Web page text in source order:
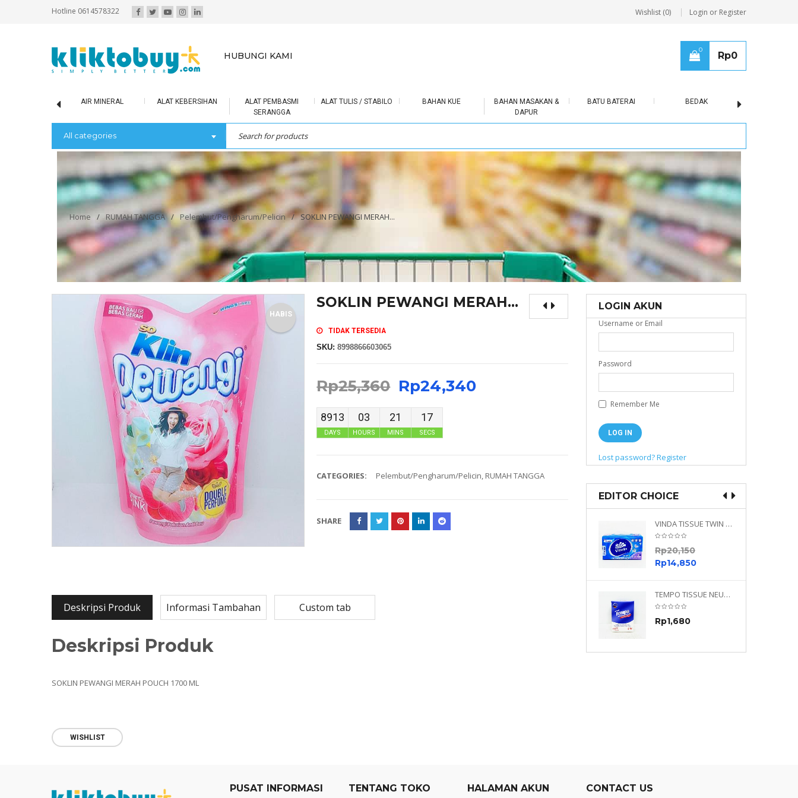
Hotline 0614578322 Wishlist (0) Login or Register
HUBUNGI KAMI
0
Rp0
AIR MINERAL ALAT KEBERSIHAN
ALAT PEMBASMI
SERANGGA
ALAT TULIS / STABILO BAHAN KUE
BAHAN MASAKAN &
DAPUR
BATU BATERAI BEDAK
All categories
Home / RUMAH TANGGA / Pelembut/Pengharum/Pelicin / SOKLIN PEWANGI MERAH...
HABIS
SOKLIN PEWANGI MERAH...
TIDAK TERSEDIA
SKU:8998866603065
Rp25,360 Rp24,340
8913
DAYS
03
HOURS
21
MINS
16
SECS
CATEGORIES: Pelembut/Pengharum/Pelicin, RUMAH TANGGA
SHARE
Deskripsi Produk Informasi Tambahan Custom tab
Deskripsi Produk
SOKLIN PEWANGI MERAH POUCH 1700 ML
WISHLIST
LOGIN AKUN
Username or Email
Password
Remember Me
Lost password?Register
EDITOR CHOICE
Rp93,850
VINDA TISSUE TWIN PACK 2 X 330 S
Rp20,150
Rp14,850
TEMPO TISSUE NEUTRAL PETIT 4PLY
Rp1,680
PUSAT INFORMASI TENTANG TOKO HALAMAN AKUN CONTACT US